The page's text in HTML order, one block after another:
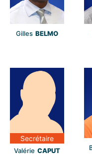
Gilles BELMO
Secrétaire
Valérie CAPUT